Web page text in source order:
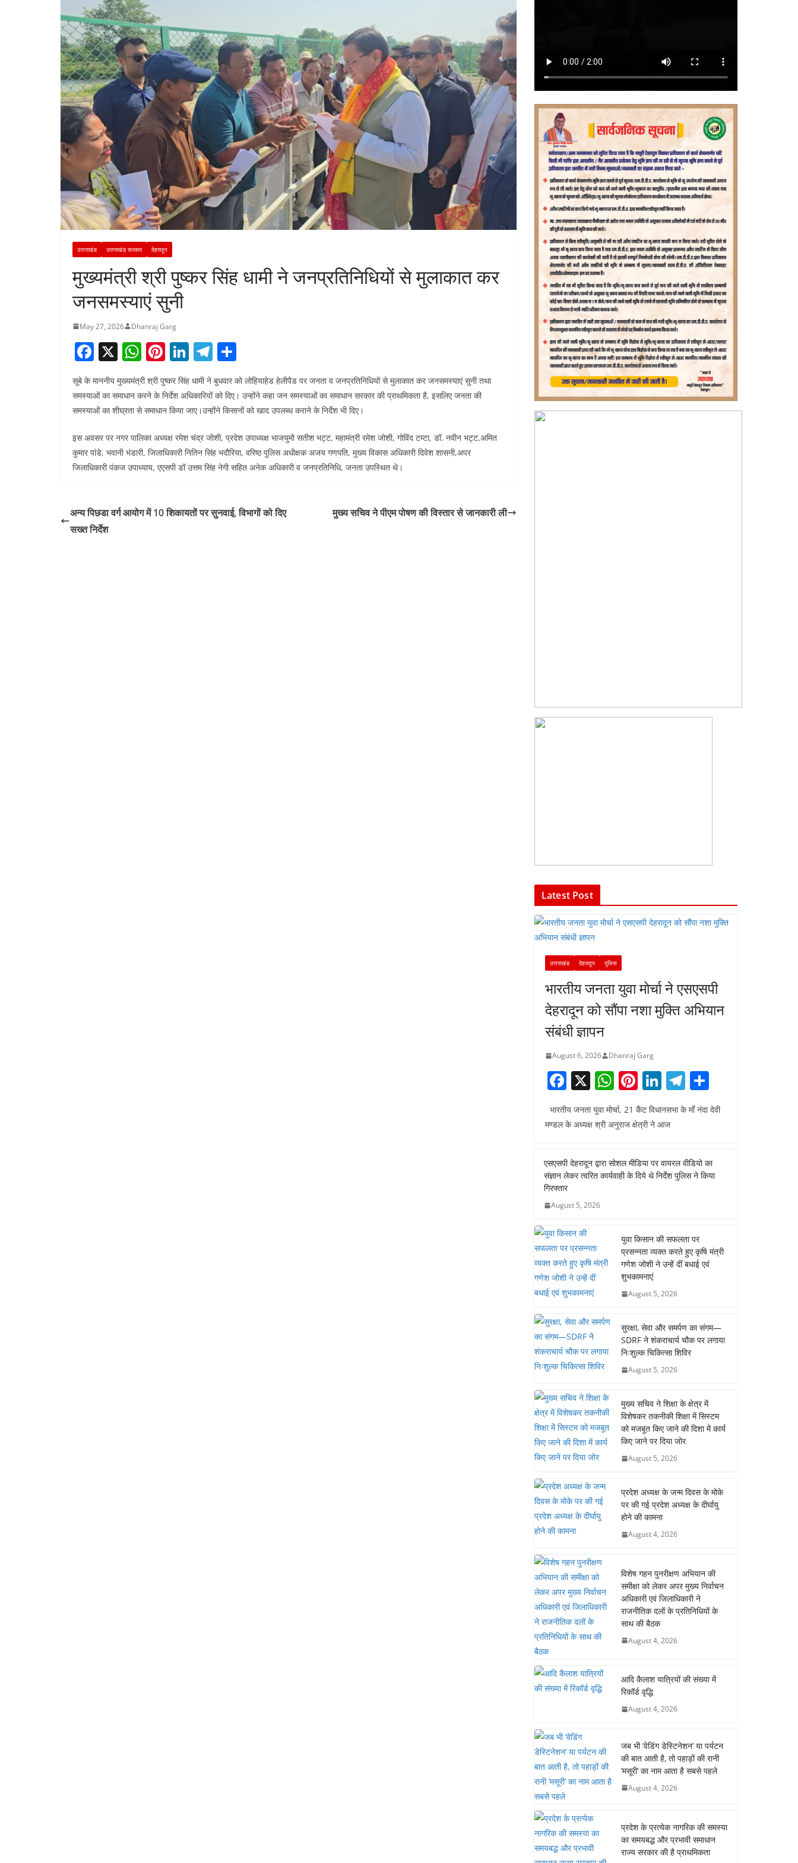
उत्तराखंड उत्तराखंड सरकार देहरादून
मुख्यमंत्री श्री पुष्कर सिंह धामी ने जनप्रतिनिधियों से मुलाकात कर
जनसमस्याएं सुनी
May 27, 2026 Dhanraj Garg
F
c
e
o
o
X W
h
at
s
p
p
Pi
nt
er
e
st
Li
n
k
e
dI
n
T
e
gr
a
m
h
ar
e
सूबे के माननीय मुख्यमंत्री श्री पुष्कर सिंह धामी ने बुधवार को लोहियाहेड हेलीपैड पर जनता व जनप्रतिनिधियों से मुलाकात कर जनसमस्याएं सुनी तथा
समस्याओं का समाधान करने के निर्देश अधिकारियों को दिए। उन्होंने कहा जन समस्याओं का समाधान सरकार की प्राथमिकता है, इसलिए जनता की
समस्याओं का शीघ्रता से समाधान किया जाए।उन्होंने किसानों को खाद उपलब्ध कराने के निर्देश भी दिए।
इस अवसर पर नगर पालिका अध्यक्ष रमेश चंद्र जोशी, प्रदेश उपाध्यक्ष भाजयुमो सतीश भट्ट, महामंत्री रमेश जोशी, गोविंद टम्टा, डॉ. नवीन भट्ट,अमित
कुमार पांडे, भवानी भंडारी, जिलाधिकारी नितिन सिंह भदौरिया, वरिष्ठ पुलिस अधीक्षक अजय गणपति, मुख्य विकास अधिकारी दिवेश शासनी,अपर
जिलाधिकारी पंकज उपाध्याय, एएसपी डॉ उत्तम सिंह नेगी सहित अनेक अधिकारी व जनप्रतिनिधि, जनता उपस्थित थे।
अन्य पिछडा वर्ग आयोग में 10 शिकायतों पर सुनवाई, विभागों को दिए
सख्त निर्देश
मुख्य सचिव ने पीएम पोषण की विस्तार से जानकारी ली
Latest Post
उत्तराखंड देहरादून पुलिस
भारतीय जनता युवा मोर्चा ने एसएसपी
देहरादून को सौंपा नशा मुक्ति अभियान
संबंधी ज्ञापन
August 6, 2026 Dhanraj Garg
F
c
b
o
o
k
X W
h
at
s
A
p
Pi
nt
er
e
st
Li
k
dI
n
T
el
e
a
m
h
ar
भारतीय जनता युवा मोर्चा, 21 कैंट विधानसभा के माँ नंदा देवी
मण्डल के अध्यक्ष श्री अनुराज क्षेत्री ने आज
एसएसपी देहरादून द्वारा सोशल मीडिया पर वायरल वीडियो का
संज्ञान लेकर त्वरित कार्यवाही के दिये थे निर्देश पुलिस ने किया
गिरफ्तार
August 5, 2026
युवा किसान की सफलता पर
प्रसन्नता व्यक्त करते हुए कृषि मंत्री
गणेश जोशी ने उन्हें दीं बधाई एवं
शुभकामनाएं
August 5, 2026
सुरक्षा, सेवा और समर्पण का संगम—
SDRF ने शंकराचार्य चौक पर लगाया
निःशुल्क चिकित्सा शिविर
August 5, 2026
मुख्य सचिव ने शिक्षा के क्षेत्र में
विशेषकर तकनीकी शिक्षा में सिस्टम
को मजबूत किए जाने की दिशा में कार्य
किए जाने पर दिया जोर
August 5, 2026
प्रदेश अध्यक्ष के जन्म दिवस के मोके
पर की गई प्रदेश अध्यक्ष के दीर्घायु
होने की कामना
August 4, 2026
विशेष गहन पुनरीक्षण अभियान की
समीक्षा को लेकर अपर मुख्य निर्वाचन
अधिकारी एवं जिलाधिकारी ने
राजनीतिक दलों के प्रतिनिधियों के
साथ की बैठक
August 4, 2026
आदि कैलाश यात्रियों की संख्या में
रिकॉर्ड वृद्धि
August 4, 2026
जब भी ‘वेडिंग डेस्टिनेशन’ या पर्यटन
की बात आती है, तो पहाड़ों की रानी
‘मसूरी’ का नाम आता है सबसे पहले
August 4, 2026
प्रदेश के प्रत्येक नागरिक की समस्या
का समयबद्ध और प्रभावी समाधान
राज्य सरकार की है प्राथमिकता